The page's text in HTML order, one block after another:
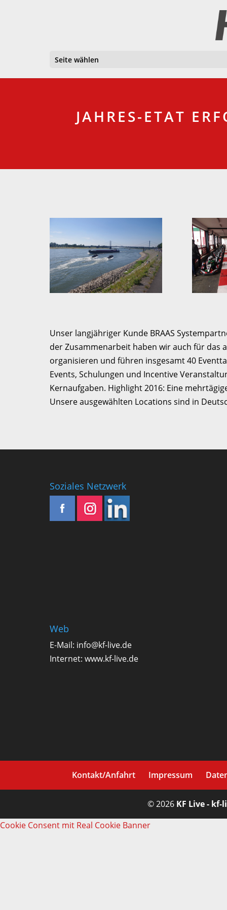
Seite wählen
JAHRES-ETAT
Unser langjähriger Kunde BRAAS
der Zusammenarbeit haben wir auch für das
organisieren und führen insgesamt 40
Events, Schulungen und Incentive
Kernaufgaben. Highlight 2016: Eine
Unsere ausgewählten Locations sind in
Soziales Netzwerk
Web
E-Mail: info@kf-live.de
Internet: www.kf-live.de
Kontakt/Anfahrt Impressum
© 2026 KF Live - kf-
Cookie Consent mit Real Cookie Banner